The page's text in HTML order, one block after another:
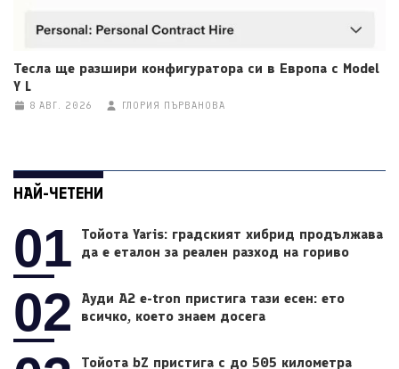
Тесла ще разшири конфигуратора си в Европа с Model
Y L
8 АВГ. 2026 ГЛОРИЯ ПЪРВАНОВА
НАЙ-ЧЕТЕНИ
01
Тойота Yaris: градският хибрид продължава
да е еталон за реален разход на гориво
02
Ауди A2 e-tron пристига тази есен: ето
всичко, което знаем досега
Тойота bZ пристига с до 505 километра